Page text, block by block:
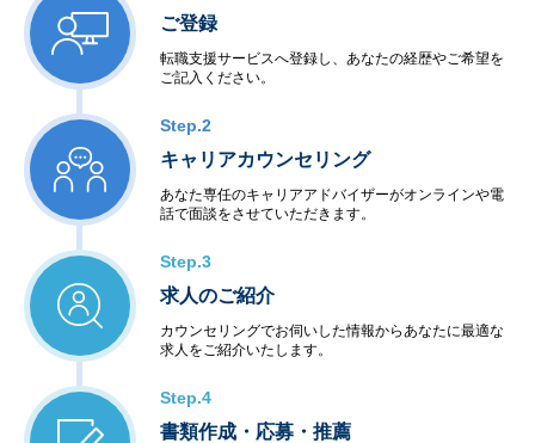
ご登録
転職支援サービスへ登録し、あなたの経歴やご希望を
ご記入ください。
Step.2
キャリアカウンセリング
あなた専任のキャリアアドバイザーがオンラインや電
話で面談をさせていただきます。
Step.3
求人のご紹介
カウンセリングでお伺いした情報からあなたに最適な
求人をご紹介いたします。
Step.4
書類作成・応募・推薦